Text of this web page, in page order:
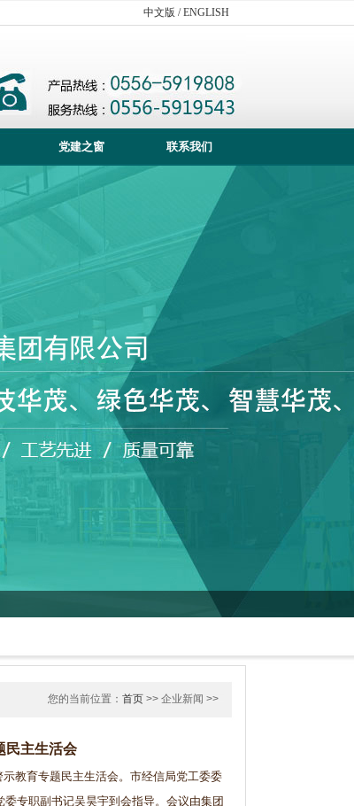
中文版 /ENGLISH
党建之窗 联系我们
您的当前位置： 首页 >> 企业新闻 >>
民主生活会
教育专题民主生活会。市经信局党工委委
专职副书记吴昊宇到会指导。会议由集团